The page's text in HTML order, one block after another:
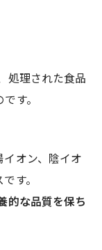
処理された食品
す。
オン、陰イオ
す。
的な品質を保ち